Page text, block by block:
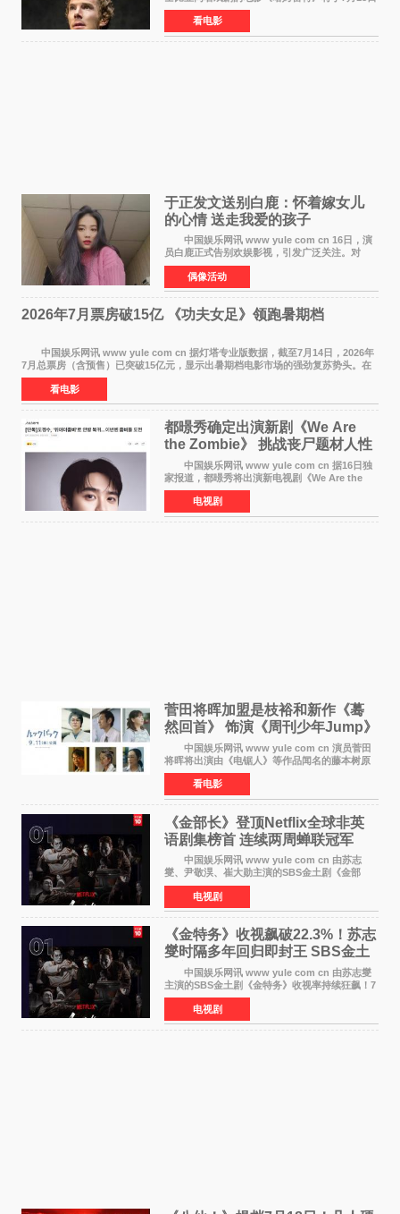
在中国内地上映。这部跨越四百年的文学经典被
搬上大银幕，为观众带来一场视觉与听觉的双重
盛宴。 《
看电影
于正发文送别白鹿：怀着嫁女儿
的心情 送走我爱的孩子
中国娱乐网讯 www yule com cn 16日，演
员白鹿正式告别欢娱影视，引发广泛关注。对
此，欢娱影视创始人于正在社交平台发文回应，
字里行间流露不舍与祝福。 于正透露，以前
每次有演员到期不
偶像活动
2026年7月票房破15亿 《功夫女足》领跑暑期档
中国娱乐网讯 www yule com cn 据灯塔专业版数据，截至7月14日，2026年
7月总票房（含预售）已突破15亿元，显示出暑期档电影市场的强劲复苏势头。在
众多上映影片中，《功夫女足》《小黄人与大
看电影
都暻秀确定出演新剧《We Are
the Zombie》 挑战丧尸题材人性
喜剧
中国娱乐网讯 www yule com cn 据16日独
家报道，都暻秀将出演新电视剧《We Are the
Zombie》，在剧中饰演主演金仁钟一角，挑战与
以往丧尸题材截然不同的人性喜剧。 新剧
《We Are t
电视剧
菅田将晖加盟是枝裕和新作《蓦
然回首》 饰演《周刊少年Jump》
编辑
中国娱乐网讯 www yule com cn 演员菅田
将晖将出演由《电锯人》等作品闻名的藤本树原
作漫画改编的电影《蓦然回首》（是枝裕和导
演）。菅田饰演的角色是初中时代两位主人公带
着完成的作品前去
看电影
《金部长》登顶Netflix全球非英
语剧集榜首 连续两周蝉联冠军
中国娱乐网讯 www yule com cn 由苏志
燮、尹敬淏、崔大勋主演的SBS金土剧《金部
长》持续席卷全球，收获海内外观众热烈反
响。 15日，据Netflix官方排行榜网站Tudum
公布的数据，SBS金土剧《
电视剧
《金特务》收视飙破22.3%！苏志
燮时隔多年回归即封王 SBS金土
剧新纪录诞生
中国娱乐网讯 www yule com cn 由苏志燮
主演的SBS金土剧《金特务》收视率持续狂飙！7
月11日播出的第6集全国平均收视率高达22 3%，
瞬间最高更冲上26 4%，不仅再度刷新自身纪
录，更稳坐同时段
电视剧